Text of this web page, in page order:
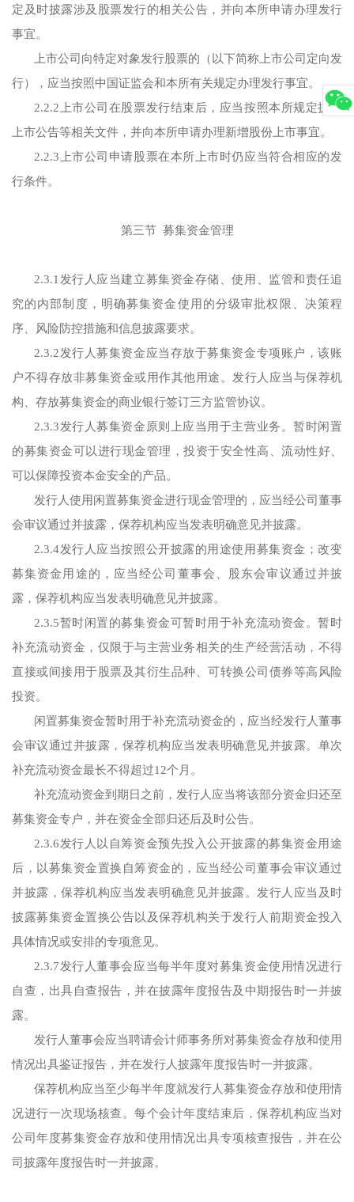
定及时披露涉及股票发行的相关公告，并向本所申请办理发行
事宜。
上市公司向特定对象发行股票的（以下简称上市公司定向发
行），应当按照中国证监会和本所有关规定办理发行事宜。
2.2.2上市公司在股票发行结束后，应当按照本所规定披露
上市公告等相关文件，并向本所申请办理新增股份上市事宜。
2.2.3上市公司申请股票在本所上市时仍应当符合相应的发
行条件。
第三节 募集资金管理
2.3.1发行人应当建立募集资金存储、使用、监管和责任追
究的内部制度，明确募集资金使用的分级审批权限、决策程
序、风险防控措施和信息披露要求。
2.3.2发行人募集资金应当存放于募集资金专项账户，该账
户不得存放非募集资金或用作其他用途。发行人应当与保荐机
构、存放募集资金的商业银行签订三方监管协议。
2.3.3发行人募集资金原则上应当用于主营业务。暂时闲置
的募集资金可以进行现金管理，投资于安全性高、流动性好、
可以保障投资本金安全的产品。
发行人使用闲置募集资金进行现金管理的，应当经公司董事
会审议通过并披露，保荐机构应当发表明确意见并披露。
2.3.4发行人应当按照公开披露的用途使用募集资金；改变
募集资金用途的，应当经公司董事会、股东会审议通过并披
露，保荐机构应当发表明确意见并披露。
2.3.5暂时闲置的募集资金可暂时用于补充流动资金。暂时
补充流动资金，仅限于与主营业务相关的生产经营活动，不得
直接或间接用于股票及其衍生品种、可转换公司债券等高风险
投资。
闲置募集资金暂时用于补充流动资金的，应当经发行人董事
会审议通过并披露，保荐机构应当发表明确意见并披露。单次
补充流动资金最长不得超过12个月。
补充流动资金到期日之前，发行人应当将该部分资金归还至
募集资金专户，并在资金全部归还后及时公告。
2.3.6发行人以自筹资金预先投入公开披露的募集资金用途
后，以募集资金置换自筹资金的，应当经公司董事会审议通过
并披露，保荐机构应当发表明确意见并披露。发行人应当及时
披露募集资金置换公告以及保荐机构关于发行人前期资金投入
具体情况或安排的专项意见。
2.3.7发行人董事会应当每半年度对募集资金使用情况进行
自查，出具自查报告，并在披露年度报告及中期报告时一并披
露。
发行人董事会应当聘请会计师事务所对募集资金存放和使用
情况出具鉴证报告，并在发行人披露年度报告时一并披露。
保荐机构应当至少每半年度就发行人募集资金存放和使用情
况进行一次现场核查。每个会计年度结束后，保荐机构应当对
公司年度募集资金存放和使用情况出具专项核查报告，并在公
司披露年度报告时一并披露。